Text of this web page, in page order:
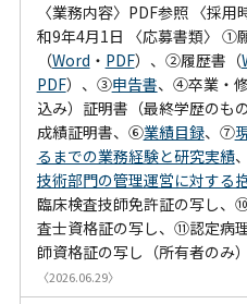
〈業務内容〉PDF参照 〈採用
和9年4月1日 〈応募書類〉 ①
（Word ・ PDF）、②履歴書（
PDF）、③申告書、④卒業・
込み）証明書（最終学歴のも
成績証明書、⑥業績目録、⑦
るまでの業務経験と研究実績
技術部門の管理運営に対する
臨床検査技師免許証の写し、
査士資格証の写し、⑪認定病
師資格証の写し（所有者のみ）
〈2026.06.29〉